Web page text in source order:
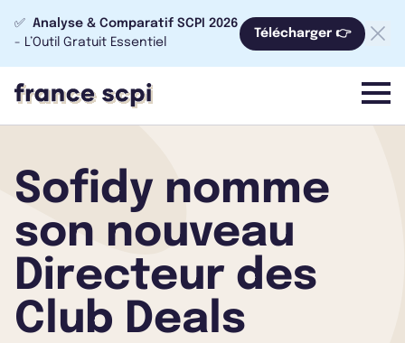
✅ Analyse & Comparatif SCPI 2026
- L’Outil Gratuit Essentiel
Télécharger 👉
menu
Sofidy nomme
son nouveau
Directeur des
Club Deals